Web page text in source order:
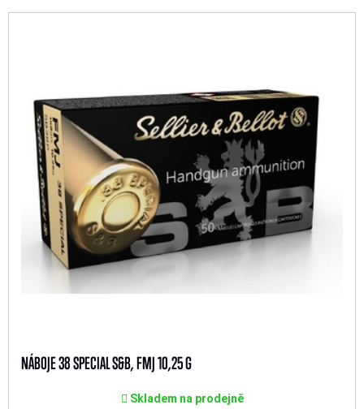
NÁBOJE 38 SPECIAL S&B, FMJ 10,25 G
Skladem na prodejně